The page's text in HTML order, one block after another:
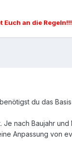
an die
du das
nach Baujahr und
Anpassung von